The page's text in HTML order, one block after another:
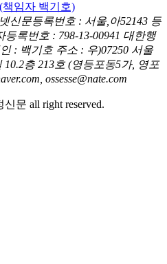
임자 백기호)
신문등록번호 : 서울,아52143 등
등록번호 : 798-13-00941 대한행
: 백기호 주소 : 우)07250 서울
층 213호 (영등포동5가, 영포
ossesse@nate.com
문 all right reserved.